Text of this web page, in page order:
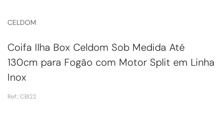
CELDOM
Coifa Ilha Box Celdom Sob Medida Até
130cm para Fogão com Motor Split em Linha
Inox
Ref.:CBI22